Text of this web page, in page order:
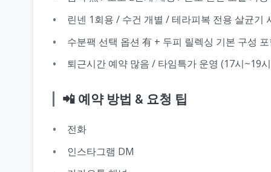
린넨 1회용 / 수건 개별 / 테라피복 전용 살균기
수분팩 선택 옵션 有 + 두피 릴렉싱 기본 구성
퇴근시간 예약 많음 / 타임특가 운영 (17시~19
📲 예약 방법 & 요청 팁
전화
인스타그램 DM